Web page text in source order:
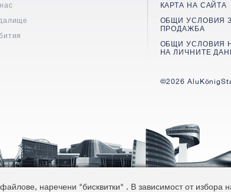
КАРТА НА САЙТА
ОБЩИ УСЛОВИЯ
ПРОДАЖБА
ОБЩИ УСЛОВИЯ
НА ЛИЧНИТЕ
©2026
наречени "бисквитки" . В зависимост от избора